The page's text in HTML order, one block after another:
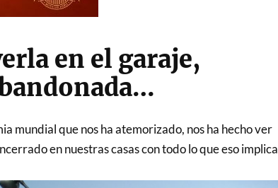
en el garaje,
mundial que nos ha atemorizado, nos ha hecho ver
en nuestras casas con todo lo que eso implica